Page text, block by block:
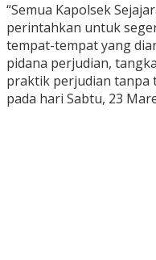
“Semua Kapolsek
perintahkan untuk
tempat-tempat yang
pidana perjudian,
praktik perjudian tanpa
pada hari Sabtu, 23